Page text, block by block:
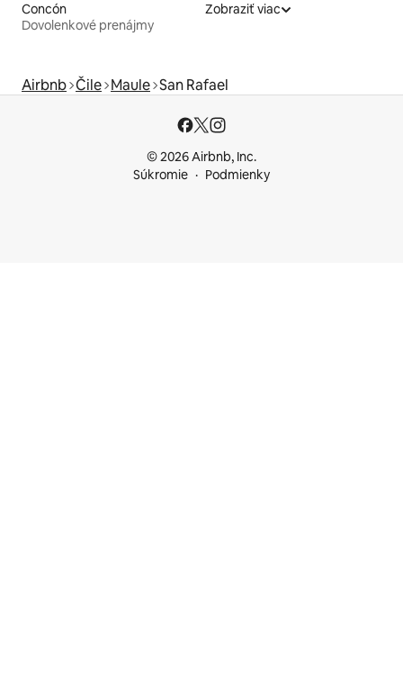
Concón
Dovolenkové prenájmy
Zobraziť viac
Airbnb Čile Maule San Rafael
© 2026 Airbnb, Inc.
Súkromie
Podmienky